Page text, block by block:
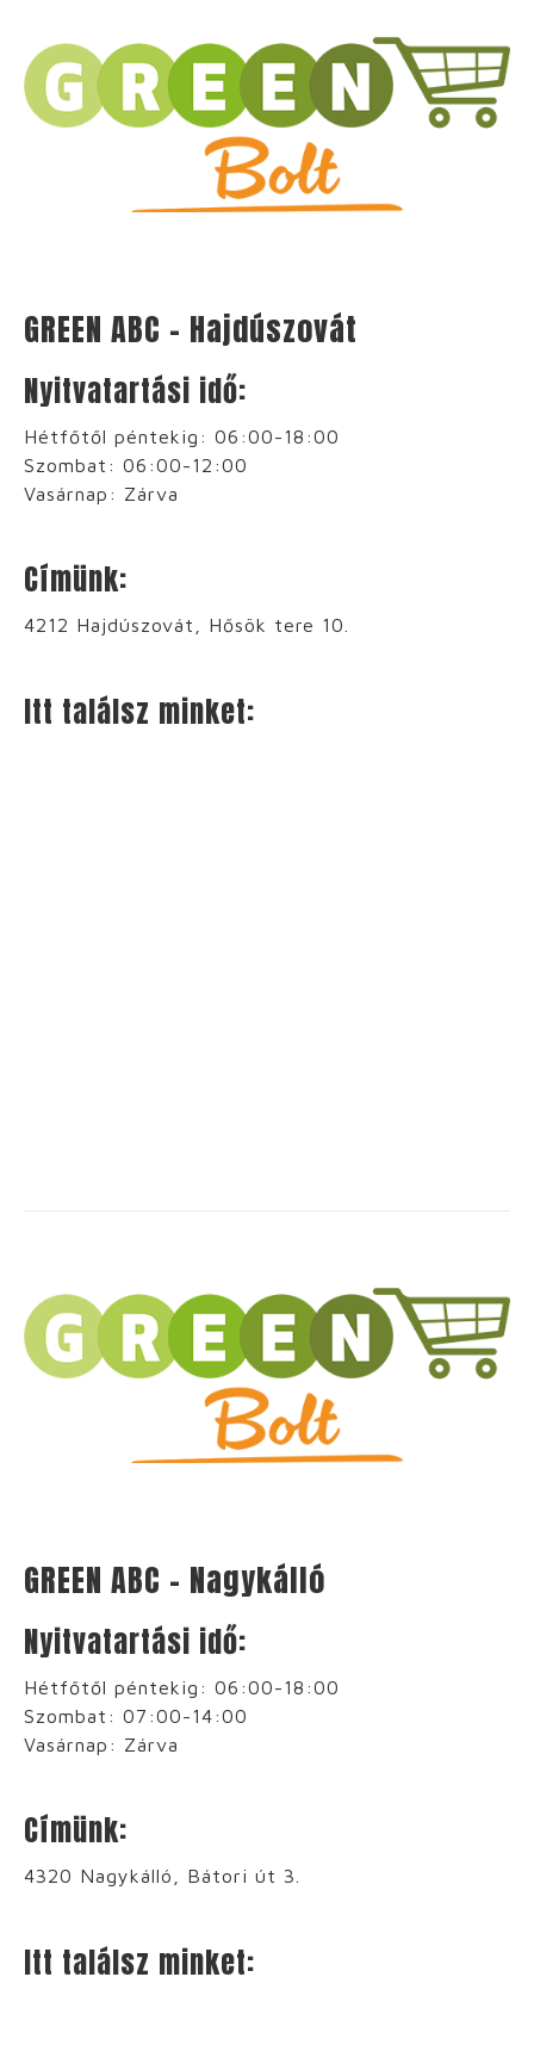
GREEN ABC – Hajdúszovát
Nyitvatartási idő:
Hétfőtől péntekig: 06:00-18:00
Szombat: 06:00-12:00
Vasárnap: Zárva
Címünk:
4212 Hajdúszovát, Hősök tere 10.
Itt találsz minket:
GREEN ABC – Nagykálló
Nyitvatartási idő:
Hétfőtől péntekig: 06:00-18:00
Szombat: 07:00-14:00
Vasárnap: Zárva
Címünk:
4320 Nagykálló, Bátori út 3.
Itt találsz minket: